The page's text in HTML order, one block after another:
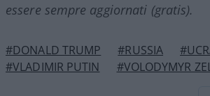
essere sempre aggiornati (gratis).
#DONALD TRUMP #RUSSIA
#VLADIMIR PUTIN
#VOLODYMYR